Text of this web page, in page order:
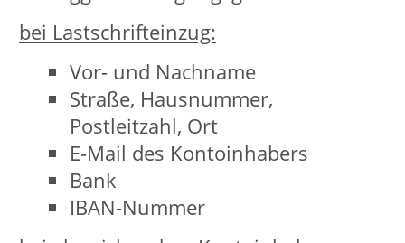
können die Speicherung der Cookies
durch eine entsprechende Einstellung
Ihrer Browser-Software verhindern; wir
weisen Sie jedoch darauf hin, dass Sie
in diesem Fall gegebenenfalls nicht
sämtliche Funktionen dieser Website
vollumfänglich werden nutzen können.
Wenn Sie mit der Speicherung und
Nutzung Ihrer Daten nicht
einverstanden sind, können Sie die
Speicherung und Nutzung hier
deaktivieren. In diesem Fall wird in
Ihrem Browser ein Opt-Out-Cookie